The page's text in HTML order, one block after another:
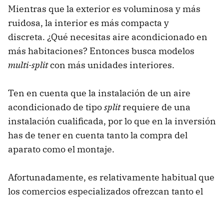
Mientras que la exterior es voluminosa y más
ruidosa, la interior es más compacta y
discreta. ¿Qué necesitas aire acondicionado en
más habitaciones? Entonces busca modelos
multi-splitcon más unidades interiores.
Ten en cuenta que la instalación de un aire
acondicionado de tiposplitrequiere de una
instalación cualificada, por lo que en la inversión
has de tener en cuenta tanto la compra del
aparato como el montaje.
Afortunadamente, es relativamente habitual que
los comercios especializados ofrezcan tanto el